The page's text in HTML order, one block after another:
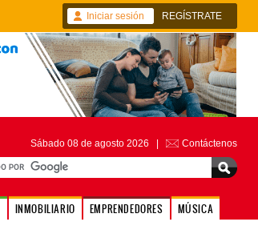
Iniciar sesión REGÍSTRATE
Sábado 08 de agosto 2026 | Contáctenos
INMOBILIARIO EMPRENDEDORES MÚSICA